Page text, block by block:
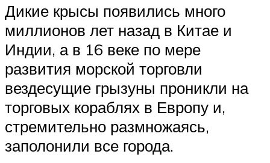
Дикие крысы появились много
миллионов лет назад в Китае и
Индии, а в 16 веке по мере
развития морской торговли
вездесущие грызуны проникли на
торговых кораблях в Европу и,
стремительно размножаясь,
заполонили все города.